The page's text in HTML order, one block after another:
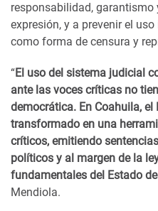
responsabilidad, garantismo
expresión, y a prevenir el
como forma de censura y
“El uso del sistema judicial
ante las voces críticas no
democrática. En Coahuila,
transformado en una
críticos, emitiendo
políticos y al margen de la
fundamentales del Estado
Mendiola.